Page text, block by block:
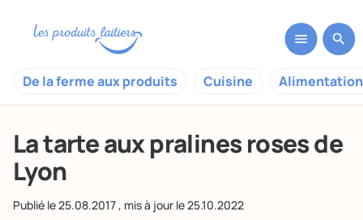
De la ferme aux produits Cuisine
La tarte aux pralines roses de
Lyon
Publié le25.08.2017, mis à jour le25.10.2022